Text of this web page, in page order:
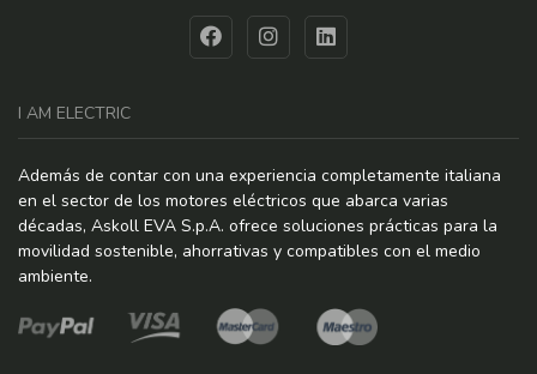
I AM ELECTRIC
Además de contar con una experiencia completamente italiana
en el sector de los motores eléctricos que abarca varias
décadas, Askoll EVA S.p.A. ofrece soluciones prácticas para la
movilidad sostenible, ahorrativas y compatibles con el medio
ambiente.